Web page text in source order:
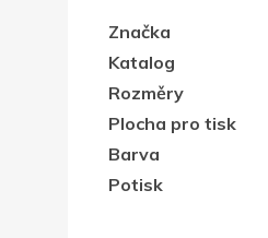
Značka
Katalog
Rozměry
Plocha pro tisk
Barva
Potisk